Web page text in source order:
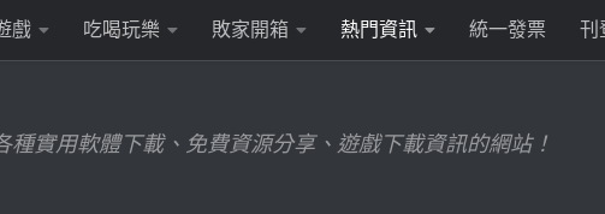
戲 吃喝玩樂 敗家開箱 熱門資訊 統一發票 刊
種實用軟體下載、免費資源分享、遊戲下載資訊的網站！